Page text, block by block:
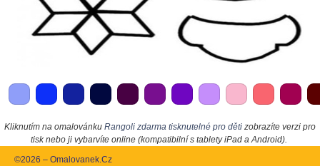
Kliknutím na omalovánku Rangoli zdarma tisknutelné pro děti zobrazíte verzi pro
tisk nebo ji vybarvíte online (kompatibilní s tablety iPad a Android).
©2026 – Omalovanek.Cz